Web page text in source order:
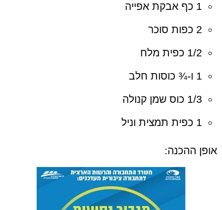
1 כף אבקת אפייה
2 כפות סוכר
1/2 כפית מלח
1 ו-¾ כוסות חלב
1/3 כוס שמן קנולה
1 כפית תמצית וניל
אופן ההכנה: